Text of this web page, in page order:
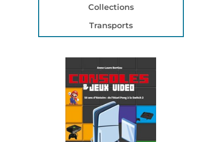
Collections
Transports